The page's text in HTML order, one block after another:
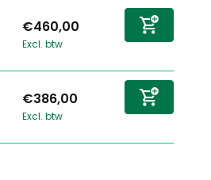
€460,00
Excl. btw
€386,00
Excl. btw